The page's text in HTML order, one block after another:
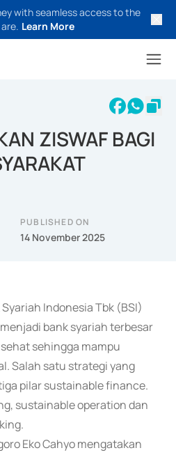
with seamless access to the
Learn More
ZISWAF BAGI
PUBLISHED ON
14 November 2025
Syariah Indonesia Tbk (BSI)
bank syariah terbesar
sehingga mampu
Salah satu strategi yang
pilar sustainable finance.
sustainable operation dan
Eko Cahyo mengatakan